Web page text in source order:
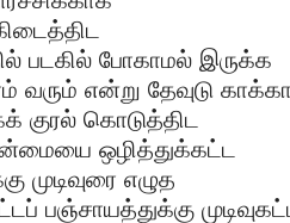
படகில் போகாமல் இருக்க
வரும் என்று தேவுடு
குரல் கொடுத்திட
ஒழித்துக்கட்ட
முடிவுரை எழுத
பஞ்சாயத்துக்கு